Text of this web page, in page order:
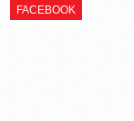
FACEBOOK